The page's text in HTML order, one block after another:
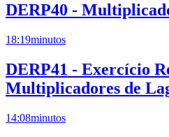
DERP40 -
18:19minutos
DERP41 - Exercício
Multiplicadores de
14:08minutos